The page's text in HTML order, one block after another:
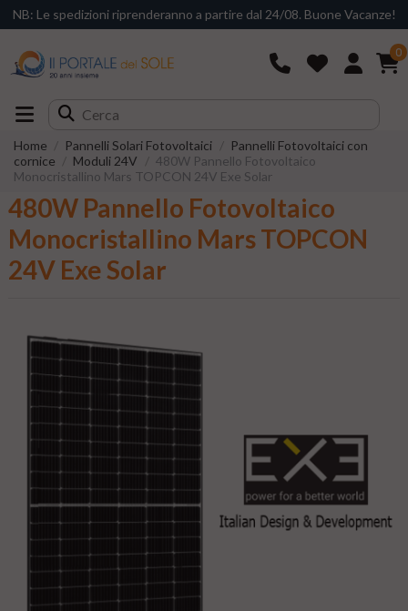
NB: Le spedizioni riprenderanno a partire dal 24/08. Buone Vacanze!
0
Home Pannelli Solari Fotovoltaici
Pannelli Fotovoltaici con
cornice
Moduli 24V
480W Pannello Fotovoltaico
Monocristallino Mars TOPCON 24V Exe Solar
480W Pannello Fotovoltaico
Monocristallino Mars TOPCON
24V Exe Solar